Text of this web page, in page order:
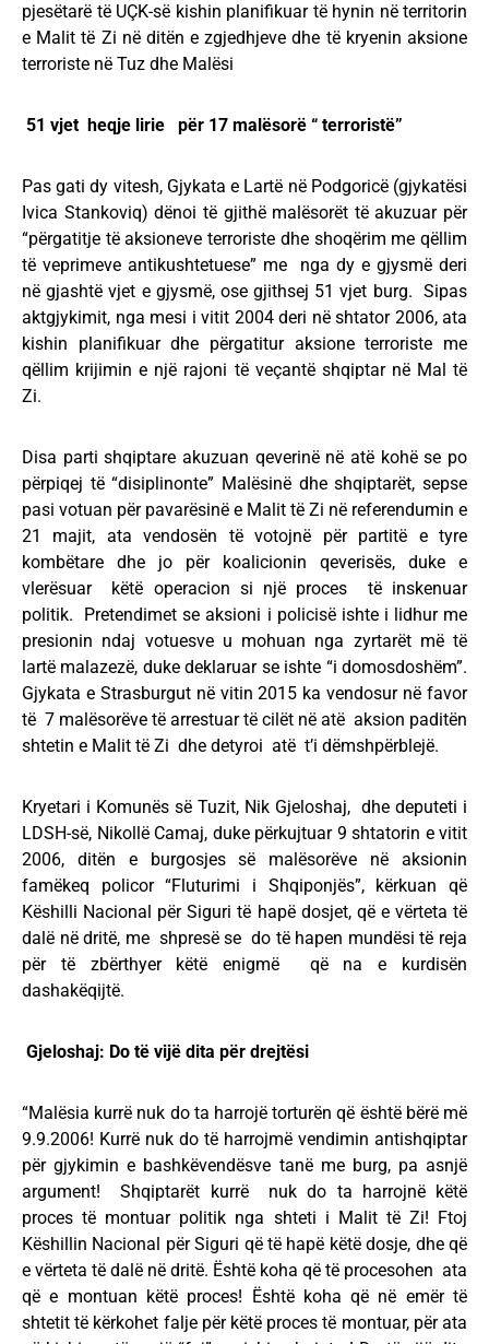
pjesëtarë të UÇK-së kishin planifikuar të hynin në territorin
e Malit të Zi në ditën e zgjedhjeve dhe të kryenin aksione
terroriste në Tuz dhe Malësi
51 vjet heqje lirie për 17 malësorë “ terroristë”
Pas gati dy vitesh, Gjykata e Lartë në Podgoricë (gjykatësi
Ivica Stankoviq) dënoi të gjithë malësorët të akuzuar për
“përgatitje të aksioneve terroriste dhe shoqërim me qëllim
të veprimeve antikushtetuese” me nga dy e gjysmë deri
në gjashtë vjet e gjysmë, ose gjithsej 51 vjet burg. Sipas
aktgjykimit, nga mesi i vitit 2004 deri në shtator 2006, ata
kishin planifikuar dhe përgatitur aksione terroriste me
qëllim krijimin e një rajoni të veçantë shqiptar në Mal të
Zi.
Disa parti shqiptare akuzuan qeverinë në atë kohë se po
përpiqej të “disiplinonte” Malësinë dhe shqiptarët, sepse
pasi votuan për pavarësinë e Malit të Zi në referendumin e
21 majit, ata vendosën të votojnë për partitë e tyre
kombëtare dhe jo për koalicionin qeverisës, duke e
vlerësuar këtë operacion si një proces të inskenuar
politik. Pretendimet se aksioni i policisë ishte i lidhur me
presionin ndaj votuesve u mohuan nga zyrtarët më të
lartë malazezë, duke deklaruar se ishte “i domosdoshëm”.
Gjykata e Strasburgut në vitin 2015 ka vendosur në favor
të 7 malësorëve të arrestuar të cilët në atë aksion paditën
shtetin e Malit të Zi dhe detyroi atë t’i dëmshpërblejë.
Kryetari i Komunës së Tuzit, Nik Gjeloshaj, dhe deputeti i
LDSH-së, Nikollë Camaj, duke përkujtuar 9 shtatorin e vitit
2006, ditën e burgosjes së malësorëve në aksionin
famëkeq policor “Fluturimi i Shqiponjës”, kërkuan që
Këshilli Nacional për Siguri të hapë dosjet, që e vërteta të
dalë në dritë, me shpresë se do të hapen mundësi të reja
për të zbërthyer këtë enigmë që na e kurdisën
dashakëqijtë.
Gjeloshaj: Do të vijë dita për drejtësi
“Malësia kurrë nuk do ta harrojë torturën që është bërë më
9.9.2006! Kurrë nuk do të harrojmë vendimin antishqiptar
për gjykimin e bashkëvendësve tanë me burg, pa asnjë
argument! Shqiptarët kurrë nuk do ta harrojnë këtë
proces të montuar politik nga shteti i Malit të Zi! Ftoj
Këshillin Nacional për Siguri që të hapë këtë dosje, dhe që
e vërteta të dalë në dritë. Është koha që të procesohen ata
që e montuan këtë proces! Është koha që në emër të
shtetit të kërkohet falje për këtë proces të montuar, për ata